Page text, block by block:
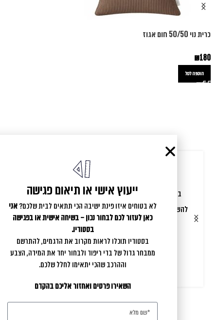
כרית נוי 50/50 חום אגוז
₪180
הוספה לסל
בת אל המקסימה הקדישה לנו זמן והדרכה מקצועית עד
להשלמת התכנון המושלם עבורנו. התוצאה שהתקבלה הערב
בביתנו - בהתאם לציפיות, פלוס פלוס פלוס
הרבה תודה לך יקירה
שי ויעל
ייעוץ אישי או תיאום פגישה
לא בטוחים איזו פינת ישיבה הכי תתאים לבית שלכם?אני
כאן לעזור לכם לבחור נכון – בשיחה אישית או בפגישה
בסטודיו.
בסטודיו תוכלו לראות מקרוב את הדגמים, להתרשם
ממבחר גדול של בדי ריפוד ולבחור יחד את המידה, הצבע
וההרכב שהכי יתאימו לחלל שלכם.
השאירו פרטים ואחזור אליכם בהקדם